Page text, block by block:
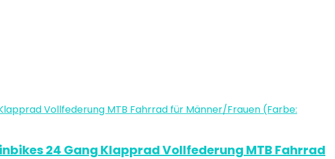
24 Gang Klapprad Vollfederung MTB Fahrrad